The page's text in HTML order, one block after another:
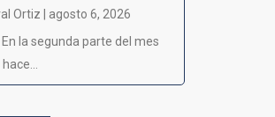
Ortiz | agosto 6, 2026
la segunda parte del mes